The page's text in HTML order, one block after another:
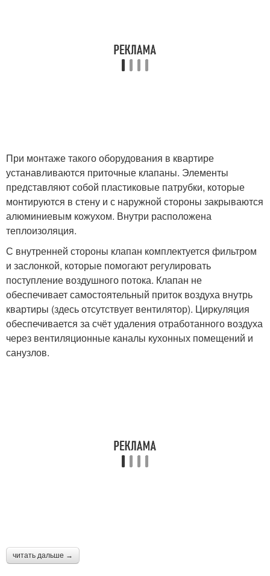
При монтаже такого оборудования в квартире
устанавливаются приточные клапаны. Элементы
представляют собой пластиковые патрубки, которые
монтируются в стену и с наружной стороны закрываются
алюминиевым кожухом. Внутри расположена
теплоизоляция.
С внутренней стороны клапан комплектуется фильтром
и заслонкой, которые помогают регулировать
поступление воздушного потока. Клапан не
обеспечивает самостоятельный приток воздуха внутрь
квартиры (здесь отсутствует вентилятор). Циркуляция
обеспечивается за счёт удаления отработанного воздуха
через вентиляционные каналы кухонных помещений и
санузлов.
читать дальше →